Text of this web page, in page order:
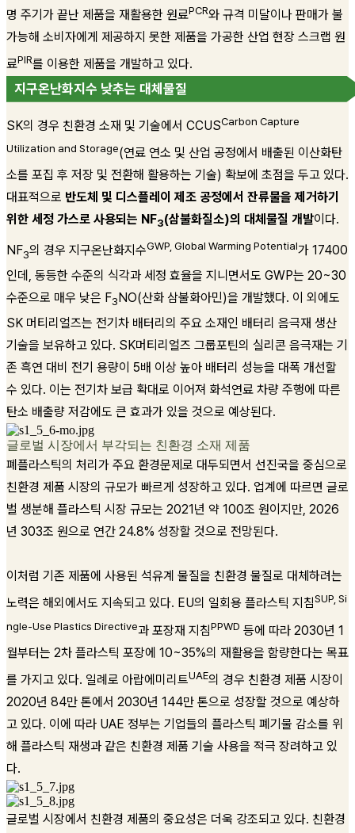
명 주기가 끝난 제품을 재활용한 원료PCR와 규격 미달이나 판매가 불
가능해 소비자에게 제공하지 못한 제품을 가공한 산업 현장 스크랩 원
료PIR를 이용한 제품을 개발하고 있다.
지구온난화지수 낮추는 대체물질
SK의 경우 친환경 소재 및 기술에서 CCUSCarbon Capture
Utilization and Storage(연료 연소 및 산업 공정에서 배출된 이산화탄
소를 포집 후 저장 및 전환해 활용하는 기술) 확보에 초점을 두고 있다.
대표적으로 반도체 및 디스플레이 제조 공정에서 잔류물을 제거하기
위한 세정 가스로 사용되는 NF3(삼불화질소)의 대체물질 개발이다.
NF3의 경우 지구온난화지수GWP, Global Warming Potential가 17400
인데, 동등한 수준의 식각과 세정 효율을 지니면서도 GWP는 20~30
수준으로 매우 낮은 F3 NO(산화 삼불화아민)을 개발했다. 이 외에도
SK 머티리얼즈는 전기차 배터리의 주요 소재인 배터리 음극재 생산
기술을 보유하고 있다. SK머티리얼즈 그룹포틴의 실리콘 음극재는 기
존 흑연 대비 전기 용량이 5배 이상 높아 배터리 성능을 대폭 개선할
수 있다. 이는 전기차 보급 확대로 이어져 화석연료 차량 주행에 따른
탄소 배출량 저감에도 큰 효과가 있을 것으로 예상된다.
글로벌 시장에서 부각되는 친환경 소재 제품
폐플라스틱의 처리가 주요 환경문제로 대두되면서 선진국을 중심으로
친환경 제품 시장의 규모가 빠르게 성장하고 있다. 업계에 따르면 글로
벌 생분해 플라스틱 시장 규모는 2021년 약 100조 원이지만, 2026
년 303조 원으로 연간 24.8% 성장할 것으로 전망된다.
이처럼 기존 제품에 사용된 석유계 물질을 친환경 물질로 대체하려는
노력은 해외에서도 지속되고 있다. EU의 일회용 플라스틱 지침SUP, Si
ngle-Use Plastics Directive과 포장재 지침PPWD 등에 따라 2030년 1
월부터는 2차 플라스틱 포장에 10~35%의 재활용을 함량한다는 목표
를 가지고 있다. 일례로 아랍에미리트UAE의 경우 친환경 제품 시장이
2020년 84만 톤에서 2030년 144만 톤으로 성장할 것으로 예상하
고 있다. 이에 따라 UAE 정부는 기업들의 플라스틱 폐기물 감소를 위
해 플라스틱 재생과 같은 친환경 제품 기술 사용을 적극 장려하고 있
다.
글로벌 시장에서 친환경 제품의 중요성은 더욱 강조되고 있다. 친환경